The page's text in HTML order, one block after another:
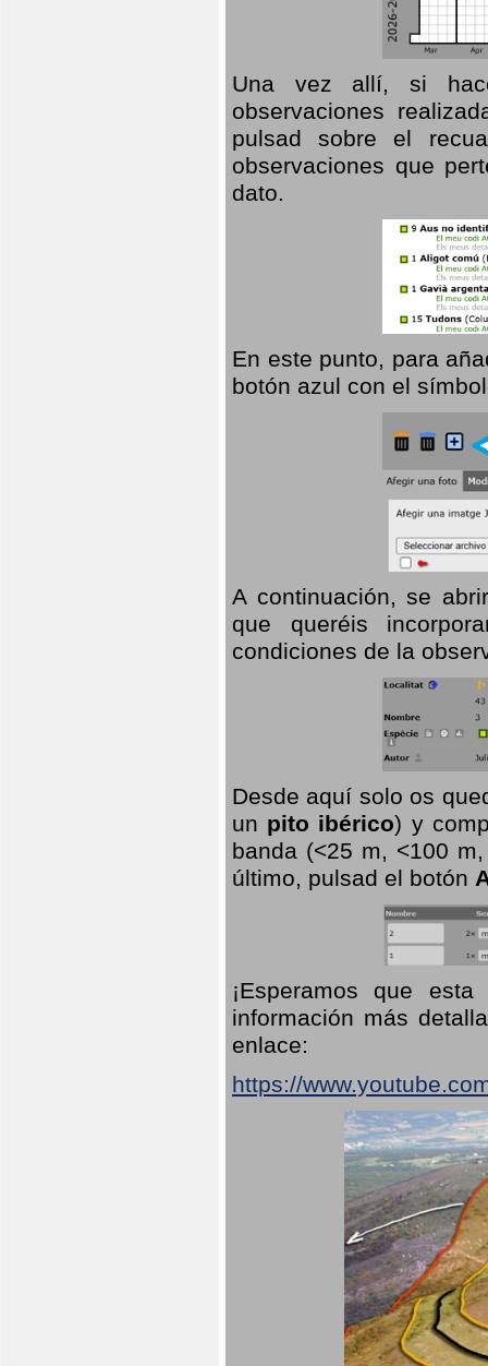
Una vez allí, si
observaciones
pulsad sobre el
observaciones que
dato.
En este punto, para
botón azul con el
A continuación, se
que queréis
condiciones de la
Desde aquí solo os
un pito ibérico) y
banda (<25 m, <100
último, pulsad el botón
¡Esperamos que
información más
enlace:
https://